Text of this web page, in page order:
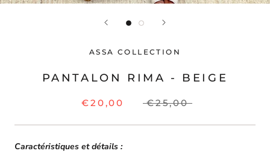
ASSA COLLECTION
PANTALON RIMA - BEIGE
€20,00 €25,00
Caractéristiques et détails :